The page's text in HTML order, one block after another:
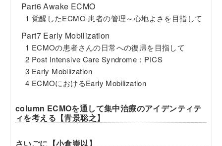
Part6 Awake ECMO
1 覚醒したECMO 患者の管理～心地よさを目指して
Part7 Early Mobilization
1 ECMOの患者さんの日常への復帰を目指して
2 Post Intensive Care Syndrome：PICS
3 Early Mobilization
4 ECMOにおけるEarly Mobilization
column ECMOを通して集中治療のアイデンティテ
ィを考える【青景聡之】
さいごに【小倉崇以】